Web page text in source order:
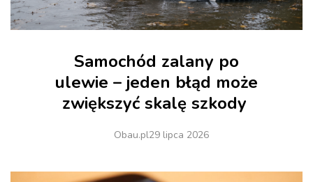
Samochód zalany po
ulewie – jeden błąd może
zwiększyć skalę szkody
Obau.pl29 lipca 2026